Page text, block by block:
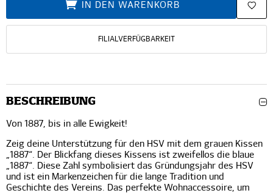
IN DEN WARENKORB
FILIALVERFÜGBARKEIT
BESCHREIBUNG
Von 1887, bis in alle Ewigkeit!
Zeig deine Unterstützung für den HSV mit dem grauen Kissen
„1887“. Der Blickfang dieses Kissens ist zweifellos die blaue
„1887“. Diese Zahl symbolisiert das Gründungsjahr des HSV
und ist ein Markenzeichen für die lange Tradition und
Geschichte des Vereins. Das perfekte Wohnaccessoire, um